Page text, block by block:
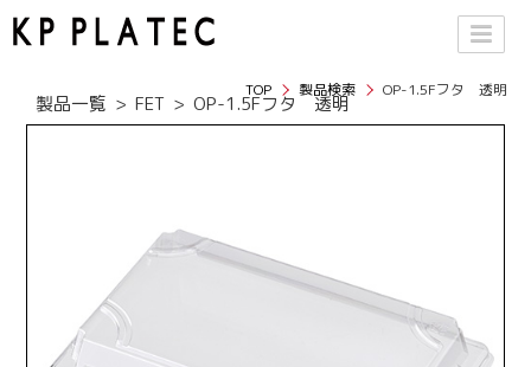
TOP 製品検索 OP-1.5Fフタ 透明
製品一覧 FET OP-1.5Fフタ 透明